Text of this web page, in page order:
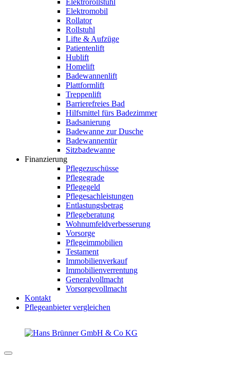
Elektromobil
Rollator
Rollstuhl
Lifte & Aufzüge
Patientenlift
Hublift
Homelift
Badewannenlift
Plattformlift
Treppenlift
Barrierefreies Bad
Hilfsmittel fürs Badezimmer
Badsanierung
Badewanne zur Dusche
Badewannentür
Sitzbadewanne
Finanzierung
Pflegezuschüsse
Pflegegrade
Pflegegeld
Pflegesachleistungen
Entlastungsbetrag
Pflegeberatung
Wohnumfeldverbesserung
Vorsorge
Pflegeimmobilien
Testament
Immobilienverkauf
Immobilienverrentung
Generalvollmacht
Vorsorgevollmacht
Kontakt
Pflegeanbieter vergleichen